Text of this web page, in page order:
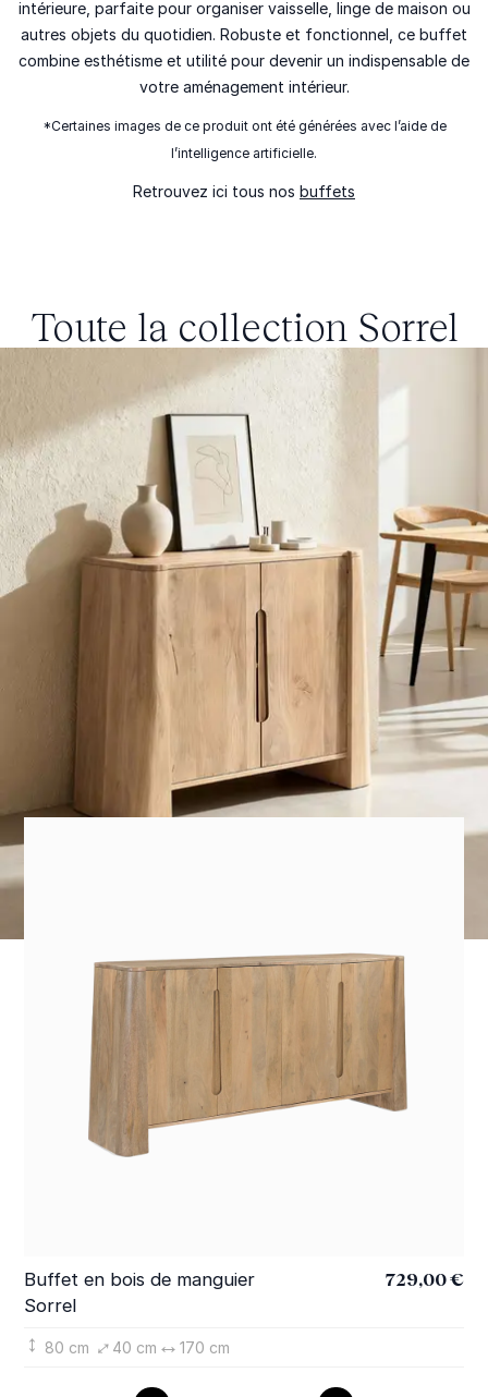
intérieure, parfaite pour organiser vaisselle, linge de maison ou
autres objets du quotidien. Robuste et fonctionnel, ce buffet
combine esthétisme et utilité pour devenir un indispensable de
votre aménagement intérieur.
*Certaines images de ce produit ont été générées avec l’aide de
l’intelligence artificielle.
Retrouvez ici tous nos buffets
Toute la collection Sorrel
Buffet en bois de manguier
Sorrel
729,00 €
80 cm 40 cm 170 cm